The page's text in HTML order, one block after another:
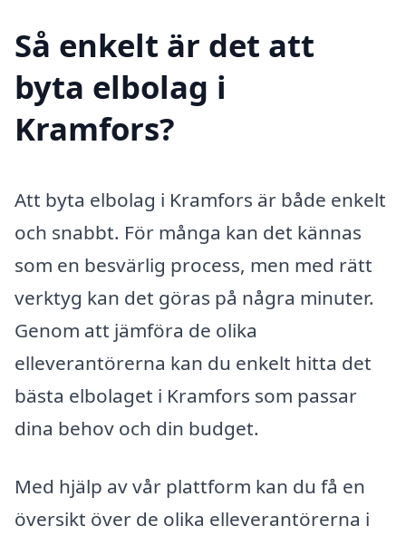
Så enkelt är det att
byta elbolag i
Kramfors?
Att byta elbolag i Kramfors är både enkelt
och snabbt. För många kan det kännas
som en besvärlig process, men med rätt
verktyg kan det göras på några minuter.
Genom att jämföra de olika
elleverantörerna kan du enkelt hitta det
bästa elbolaget i Kramfors som passar
dina behov och din budget.
Med hjälp av vår plattform kan du få en
översikt över de olika elleverantörerna i